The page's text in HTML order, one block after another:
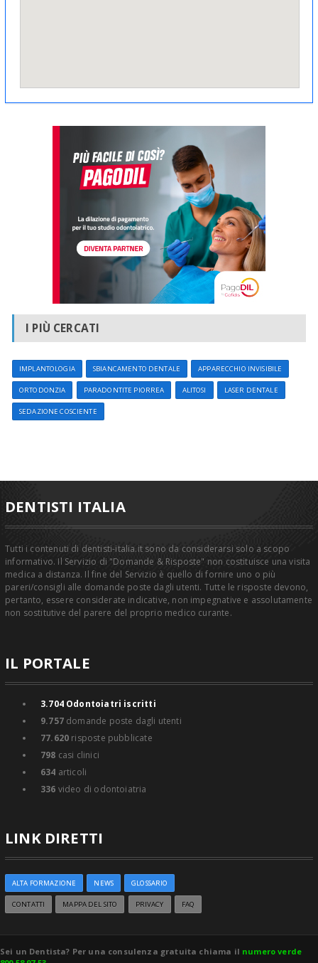
I PIÙ CERCATI
IMPLANTOLOGIA SBIANCAMENTO DENTALE APPARECCHIO INVISIBILE
ORTODONZIA PARADONTITE PIORREA ALITOSI LASER DENTALE
SEDAZIONE COSCIENTE
DENTISTI ITALIA
Tutti i contenuti di dentisti-italia.it sono da considerarsi solo a scopo
informativo. Il Servizio di "Domande & Risposte" non costituisce una visita
medica a distanza. Il fine del Servizio è quello di fornire uno o più
pareri/consigli alle domande poste dagli utenti. Tutte le risposte devono,
pertanto, essere considerate indicative, non impegnative e assolutamente
non sostitutive del parere del proprio medico curante.
IL PORTALE
3.704Odontoiatri iscritti
9.757domande poste dagli utenti
77.620 risposte pubblicate
798 casi clinici
634 articoli
336 video di odontoiatria
LINK DIRETTI
ALTA FORMAZIONE NEWS GLOSSARIO
CONTATTI MAPPA DEL SITO PRIVACY FAQ
Sei un Dentista? Per una consulenza gratuita chiama il numero verde